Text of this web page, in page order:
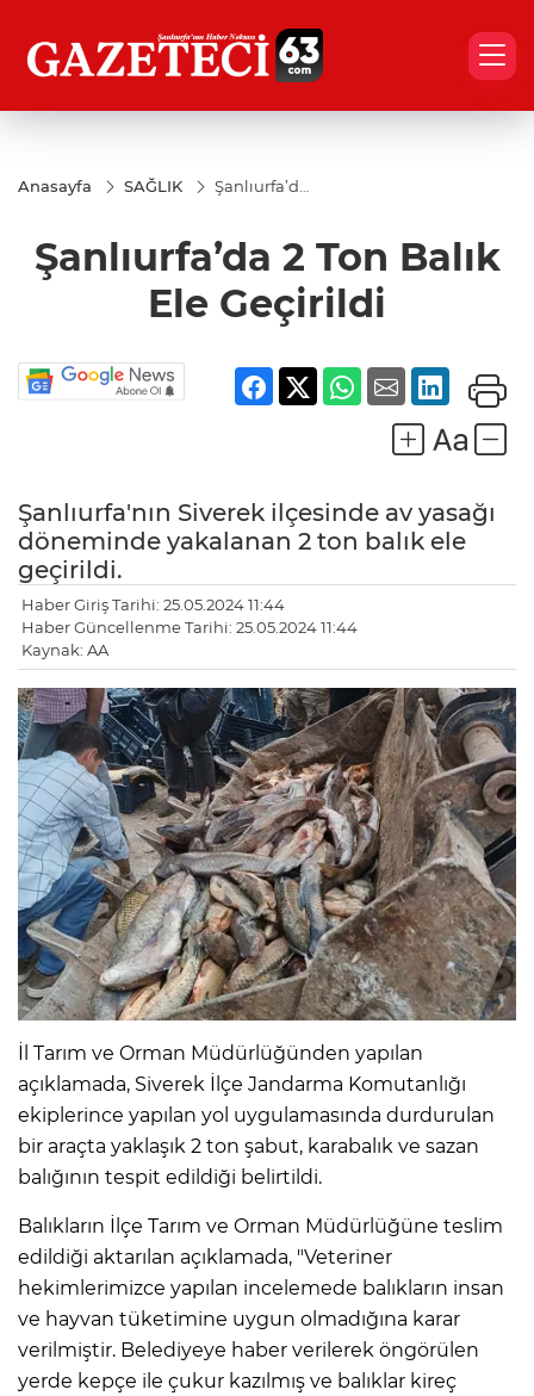
Anasayfa SAĞLIK
Şanlıurfa’da
Şanlıurfa’da 2 Ton Balık
Ele Geçirildi
Şanlıurfa'nın Siverek ilçesinde av yasağı
döneminde yakalanan 2 ton balık ele
geçirildi.
Haber Giriş Tarihi: 25.05.2024 11:44
Haber Güncellenme Tarihi: 25.05.2024 11:44
Kaynak: AA
İl Tarım ve Orman Müdürlüğünden yapılan
açıklamada, Siverek İlçe Jandarma Komutanlığı
ekiplerince yapılan yol uygulamasında durdurulan
bir araçta yaklaşık 2 ton şabut, karabalık ve sazan
balığının tespit edildiği belirtildi.
Balıkların İlçe Tarım ve Orman Müdürlüğüne teslim
edildiği aktarılan açıklamada, "Veteriner
hekimlerimizce yapılan incelemede balıkların insan
ve hayvan tüketimine uygun olmadığına karar
verilmiştir. Belediyeye haber verilerek öngörülen
yerde kepçe ile çukur kazılmış ve balıklar kireç